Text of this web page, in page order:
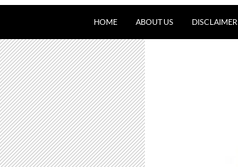
HOME ABOUT US DISCLAIMER